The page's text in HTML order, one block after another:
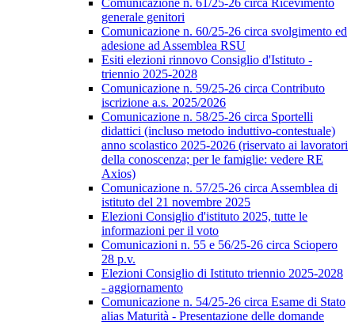
Comunicazione n. 61/25-26 circa Ricevimento
generale genitori
Comunicazione n. 60/25-26 circa svolgimento ed
adesione ad Assemblea RSU
Esiti elezioni rinnovo Consiglio d'Istituto -
triennio 2025-2028
Comunicazione n. 59/25-26 circa Contributo
iscrizione a.s. 2025/2026
Comunicazione n. 58/25-26 circa Sportelli
didattici (incluso metodo induttivo-contestuale)
anno scolastico 2025-2026 (riservato ai lavoratori
della conoscenza; per le famiglie: vedere RE
Axios)
Comunicazione n. 57/25-26 circa Assemblea di
istituto del 21 novembre 2025
Elezioni Consiglio d'istituto 2025, tutte le
informazioni per il voto
Comunicazioni n. 55 e 56/25-26 circa Sciopero
28 p.v.
Elezioni Consiglio di Istituto triennio 2025-2028
- aggiornamento
Comunicazione n. 54/25-26 circa Esame di Stato
alias Maturità - Presentazione delle domande